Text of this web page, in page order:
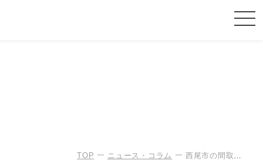
TOP ニュース・コラム 西尾市の間取り実例📚 平屋38.37坪